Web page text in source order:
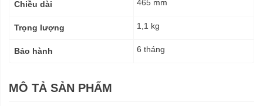
Chiều dài 465 mm
Trọng lượng 1,1 kg
Bảo hành 6 tháng
MÔ TẢ SẢN PHẨM